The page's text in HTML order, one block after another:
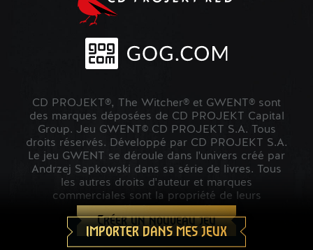
Créer un nouveau jeu
IMPORTER DANS MES JEUX
CD PROJEKT®, The Witcher® et GWENT® sont
des marques déposées de CD PROJEKT Capital
Group. Jeu GWENT© CD PROJEKT S.A. Tous
droits réservés. Développé par CD PROJEKT S.A.
Le jeu GWENT se déroule dans l'univers créé par
Andrzej Sapkowski dans sa série de livres. Tous
les autres droits d'auteur et marques
commerciales sont la propriété de leurs
propriétaires respectifs.